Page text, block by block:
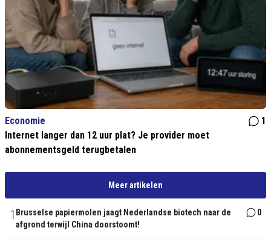
Economie
1
Internet langer dan 12 uur plat? Je provider moet
abonnementsgeld terugbetalen
Meer artikelen
1 Brusselse papiermolen jaagt Nederlandse biotech naar de
afgrond terwijl China doorstoomt!
0